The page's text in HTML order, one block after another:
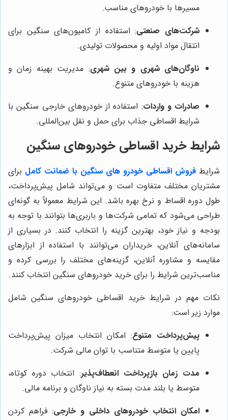
مسیرها با خودروهای مناسب.
شرکت‌های صنعتی: استفاده از کامیون‌های سنگین برای
انتقال مواد اولیه و محصولات تولیدی.
ناوگان‌های شهری و بین شهری: مدیریت بهینه زمان و
هزینه با خودروهای متنوع.
صادرات و واردات: استفاده از خودروهای خارجی سنگین با
شرایط اقساطی جذاب برای حمل و نقل بین‌المللی.
شرایط خرید اقساطی خودروهای سنگین
شرایط فروش اقساطی خودرو های سنگین با ضمانت کامل برای
مشتریان مختلف متفاوت است و می‌تواند شامل پیش‌پرداخت،
طول دوره اقساط و نرخ بهره باشد. این شرایط معمولاً به گونه‌ای
طراحی می‌شود که تمامی شرکت‌ها و باربری‌ها بتوانند با توجه به
بودجه و نیاز خود، بهترین گزینه را انتخاب کنند. در بسیاری از
سامانه‌های آنلاین، خریداران می‌توانند با استفاده از ابزارهای
مقایسه و مشاوره آنلاین، گزینه‌های مختلف را بررسی کرده و
مناسب‌ترین شرایط را برای خرید خودروهای سنگین انتخاب کنند.
نکات مهم در شرایط خرید اقساطی خودروهای سنگین شامل
موارد زیر است:
پیش‌پرداخت متنوع: امکان انتخاب میزان پیش‌پرداخت
پایین یا متوسط متناسب با توان مالی شرکت.
مدت زمان بازپرداخت انعطاف‌پذیر: انتخاب دوره کوتاه،
متوسط یا بلند مدت بسته به نیاز ناوگان و برنامه مالی.
امکان انتخاب خودروهای داخلی و خارجی: فراهم کردن